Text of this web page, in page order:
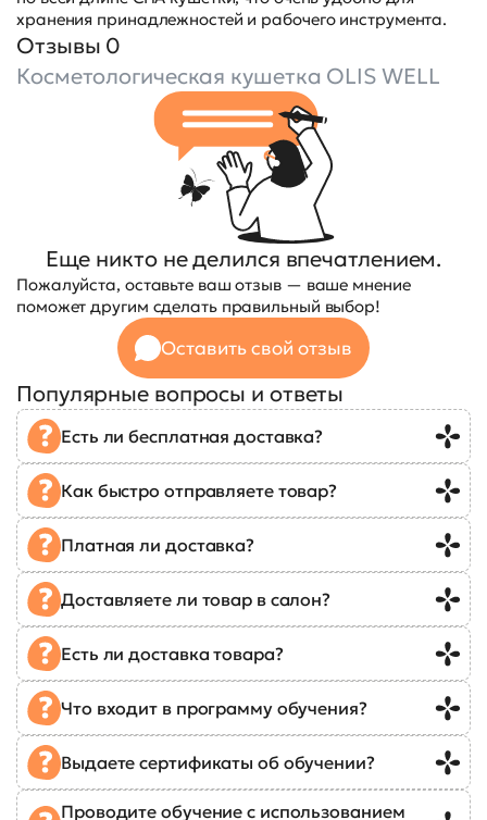
хранения принадлежностей и рабочего инструмента.
Отзывы 0
Косметологическая кушетка OLIS WELL
Еще никто не делился впечатлением.
Пожалуйста, оставьте ваш отзыв — ваше мнение
поможет другим сделать правильный выбор!
Оставить свой отзыв
Популярные вопросы и ответы
Есть ли бесплатная доставка?
Как быстро отправляете товар?
Платная ли доставка?
Доставляете ли товар в салон?
Есть ли доставка товара?
Что входит в программу обучения?
Выдаете сертификаты об обучении?
Проводите обучение с использованием